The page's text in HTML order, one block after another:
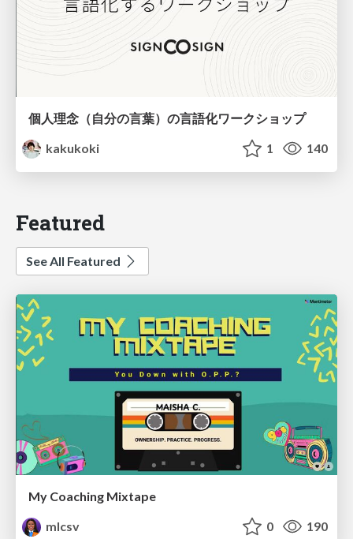
個人理念（自分の言葉）の言語化ワークショップ
kakukoki
1 140
Featured
See All Featured
My Coaching Mixtape
mlcsv
0 190